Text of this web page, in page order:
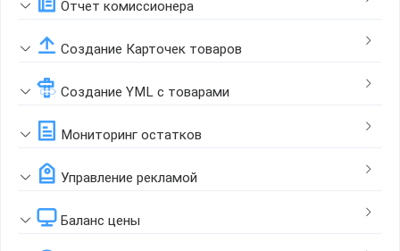
Отчет комиссионера
Создание Карточек товаров
Создание YML с товарами
Мониторинг остатков
Управление рекламой
Баланс цены